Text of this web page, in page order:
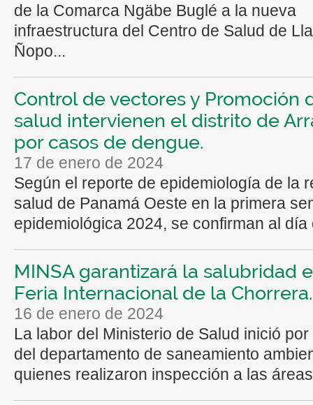
de la Comarca Ngäbe Buglé a la nueva
infraestructura del Centro de Salud de
Ñopo...
Control de vectores y Promoción
salud intervienen el distrito de
por casos de dengue.
17 de enero de 2024
Según el reporte de epidemiología de la
salud de Panamá Oeste en la primera
epidemiológica 2024, se confirman al día
MINSA garantizará la salubridad
Feria Internacional de la Chorrera.
16 de enero de 2024
La labor del Ministerio de Salud inició por
del departamento de saneamiento
quienes realizaron inspección a las